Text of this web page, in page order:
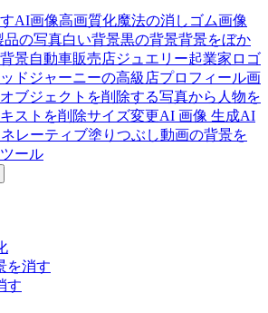
AI画像高画質化魔法の消しゴム画像
品の写真白い背景黒の背景背景をぼか
景自動車販売店ジュエリー起業家 ロゴ
ッドジャーニーの高級店プロフィール画
ブジェクトを削除する写真から人物を
ストを削除サイズ変更AI 画像 生成AI
レーティブ塗りつぶし動画の背景を
ール
を消す
す